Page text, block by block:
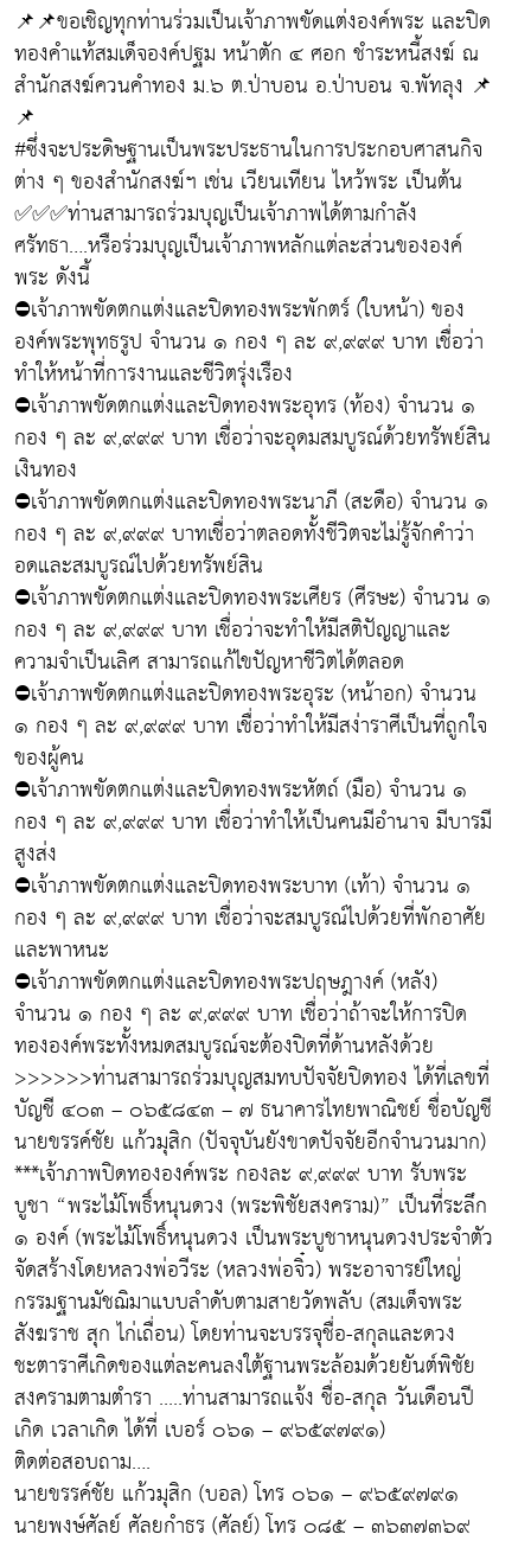
📌📌ขอเชิญทุกท่านร่วมเป็นเจ้าภาพขัดแต่งองค์พระ และปิด
ทองคำแท้สมเด็จองค์ปฐม หน้าตัก ๔ ศอก ชำระหนี้สงฆ์ ณ
สำนักสงฆ์ควนคำทอง ม.๖ ต.ป่าบอน อ.ป่าบอน จ.พัทลุง 📌
📌
#ซึ่งจะประดิษฐานเป็นพระประธานในการประกอบศาสนกิจ
ต่าง ๆ ของสำนักสงฆ์ฯ เช่น เวียนเทียน ไหว้พระ เป็นต้น
✅✅✅ท่านสามารถร่วมบุญเป็นเจ้าภาพได้ตามกำลัง
ศรัทธา….หรือร่วมบุญเป็นเจ้าภาพหลักแต่ละส่วนขององค์
พระ ดังนี้
⛔เจ้าภาพขัดตกแต่งและปิดทองพระพักตร์ (ใบหน้า) ของ
องค์พระพุทธรูป จำนวน ๑ กอง ๆ ละ ๙,๙๙๙ บาท เชื่อว่า
ทำให้หน้าที่การงานและชีวิตรุ่งเรือง
⛔เจ้าภาพขัดตกแต่งและปิดทองพระอุทร (ท้อง) จำนวน ๑
กอง ๆ ละ ๙,๙๙๙ บาท เชื่อว่าจะอุดมสมบูรณ์ด้วยทรัพย์สิน
เงินทอง
⛔เจ้าภาพขัดตกแต่งและปิดทองพระนาภี (สะดือ) จำนวน ๑
กอง ๆ ละ ๙,๙๙๙ บาทเชื่อว่าตลอดทั้งชีวิตจะไม่รู้จักคำว่า
อดและสมบูรณ์ไปด้วยทรัพย์สิน
⛔เจ้าภาพขัดตกแต่งและปิดทองพระเศียร (ศีรษะ) จำนวน ๑
กอง ๆ ละ ๙,๙๙๙ บาท เชื่อว่าจะทำให้มีสติปัญญาและ
ความจำเป็นเลิศ สามารถแก้ไขปัญหาชีวิตได้ตลอด
⛔เจ้าภาพขัดตกแต่งและปิดทองพระอุระ (หน้าอก) จำนวน
๑ กอง ๆ ละ ๙,๙๙๙ บาท เชื่อว่าทำให้มีสง่าราศีเป็นที่ถูกใจ
ของผู้คน
⛔เจ้าภาพขัดตกแต่งและปิดทองพระหัตถ์ (มือ) จำนวน ๑
กอง ๆ ละ ๙,๙๙๙ บาท เชื่อว่าทำให้เป็นคนมีอำนาจ มีบารมี
สูงส่ง
⛔เจ้าภาพขัดตกแต่งและปิดทองพระบาท (เท้า) จำนวน ๑
กอง ๆ ละ ๙,๙๙๙ บาท เชื่อว่าจะสมบูรณ์ไปด้วยที่พักอาศัย
และพาหนะ
⛔เจ้าภาพขัดตกแต่งและปิดทองพระปฤษฎางค์ (หลัง)
จำนวน ๑ กอง ๆ ละ ๙,๙๙๙ บาท เชื่อว่าถ้าจะให้การปิด
ทององค์พระทั้งหมดสมบูรณ์จะต้องปิดที่ด้านหลังด้วย
>>>>>>ท่านสามารถร่วมบุญสมทบปัจจัยปิดทอง ได้ที่เลขที่
บัญชี ๔๐๓ – ๐๖๕๘๔๓ – ๗ ธนาคารไทยพาณิชย์ ชื่อบัญชี
นายขรรค์ชัย แก้วมุสิก (ปัจจุบันยังขาดปัจจัยอีกจำนวนมาก)
***เจ้าภาพปิดทององค์พระ กองละ ๙,๙๙๙ บาท รับพระ
บูชา “พระไม้โพธิ์หนุนดวง (พระพิชัยสงคราม)” เป็นที่ระลึก
๑ องค์ (พระไม้โพธิ์หนุนดวง เป็นพระบูชาหนุนดวงประจำตัว
จัดสร้างโดยหลวงพ่อวีระ (หลวงพ่อจิ๋ว) พระอาจารย์ใหญ่
กรรมฐานมัชฌิมาแบบลำดับตามสายวัดพลับ (สมเด็จพระ
สังฆราช สุก ไก่เถื่อน) โดยท่านจะบรรจุชื่อ-สกุลและดวง
ชะตาราศีเกิดของแต่ละคนลงใต้ฐานพระล้อมด้วยยันต์พิชัย
สงครามตามตำรา .....ท่านสามารถแจ้ง ชื่อ-สกุล วันเดือนปี
เกิด เวลาเกิด ได้ที่ เบอร์ ๐๖๑ – ๙๖๕๙๗๙๑)
ติดต่อสอบถาม….
นายขรรค์ชัย แก้วมุสิก (บอล) โทร ๐๖๑ – ๙๖๕๙๗๙๑
นายพงษ์ศัลย์ ศัลยกำธร (ศัลย์) โทร ๐๘๕ – ๓๖๓๗๓๖๙